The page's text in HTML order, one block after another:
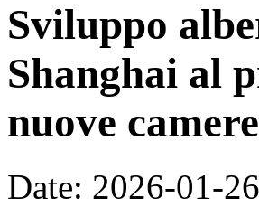
Sviluppo
Shanghai al
nuove camere
Date: 2026-01-26